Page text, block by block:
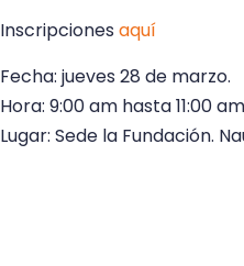
Inscripciones aquí
Fecha: jueves 28 de marzo.
Hora: 9:00 am hasta 11:00
Lugar: Sede la Fundación.